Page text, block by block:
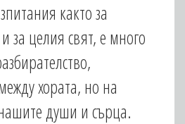
както за
за целия свят, е много
хората, но на
души и сърца.